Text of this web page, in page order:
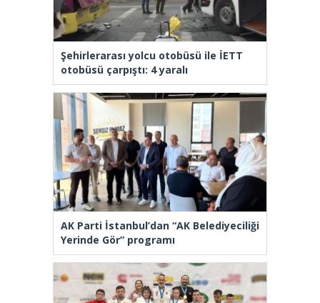
Şehirlerarası yolcu otobüsü ile İETT
otobüsü çarpıştı: 4 yaralı
AK Parti İstanbul’dan “AK Belediyeciliği
Yerinde Gör” programı